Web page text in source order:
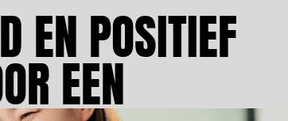
EN POSITIEF
EEN